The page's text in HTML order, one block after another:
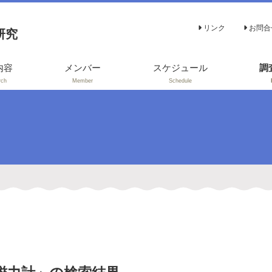
究 リンク お問
容 メンバー
Member
スケジュール
Schedule
調